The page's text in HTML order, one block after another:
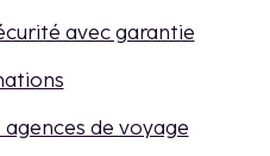
avec garantie
de voyage